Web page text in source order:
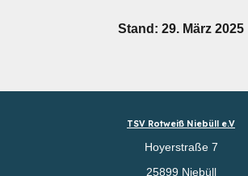
Stand: 29. März 2025
TSV Rotweiß Niebüll e.V
Hoyerstraße 7
25899 Niebüll